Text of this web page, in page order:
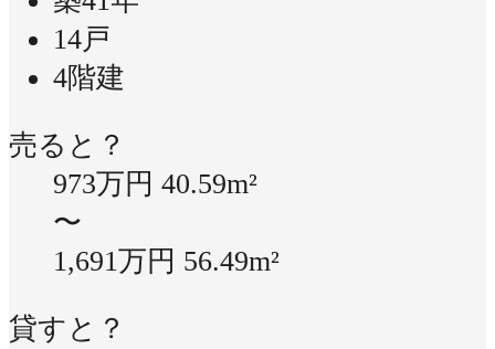
14戸
4階建
売ると？
973万円 40.59m²
〜
1,691万円 56.49m²
貸すと？